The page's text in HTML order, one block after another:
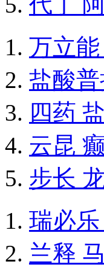
万立
盐酸
四药
云昆
步长
瑞必
兰释